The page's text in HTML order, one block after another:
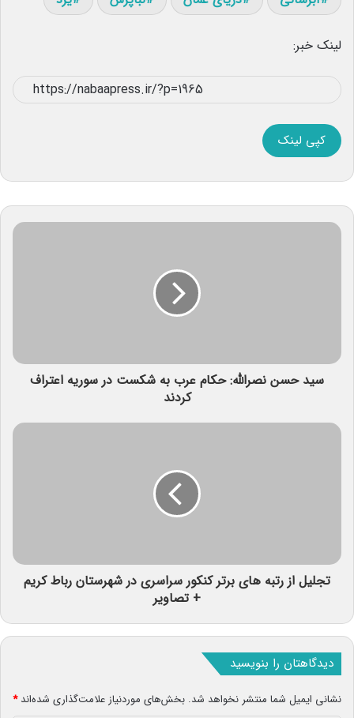
لینک خبر:
کپی لینک
سید حسن نصرالله: حکام عرب به شکست در سوریه اعتراف
کردند
تجلیل از رتبه های برتر کنکور سراسری در شهرستان رباط کریم
+ تصاویر
دیدگاهتان را بنویسید
نشانی ایمیل شما منتشر نخواهد شد. بخش‌های موردنیاز علامت‌گذاری شده‌اند*